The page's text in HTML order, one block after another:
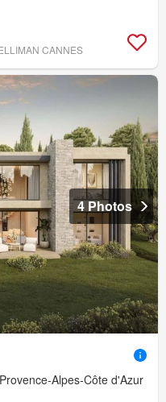
CANNES
4 Photos
Alpes-Côte d'Azur